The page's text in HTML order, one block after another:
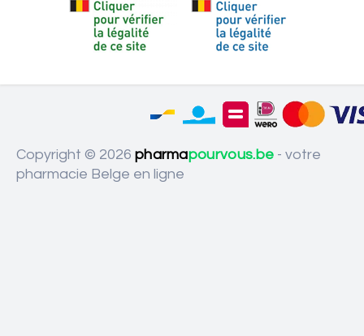
Copyright © 2026 pharmapourvous.be - votre
pharmacie Belge en ligne